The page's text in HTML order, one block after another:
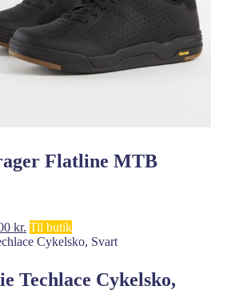
Flatline MTB
kr..
kr. Den
aktuelle
699,00 kr..
Til butik
Techlace Cykelsko,